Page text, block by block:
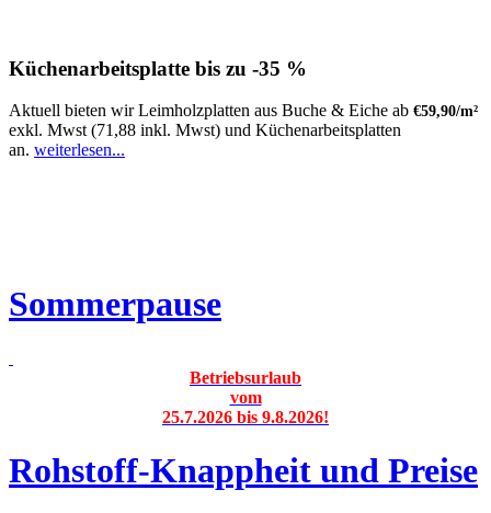
Küchenarbeitsplatte bis zu -35 %
Aktuell bieten wir Leimholzplatten aus Buche & Eiche ab €59,90/m²
exkl. Mwst (71,88 inkl. Mwst) und Küchenarbeitsplatten
an. weiterlesen...
Sommerpause
Betriebsurlaub
vom
25.7.2026 bis 9.8.2026!
Rohstoff-Knappheit und Preise